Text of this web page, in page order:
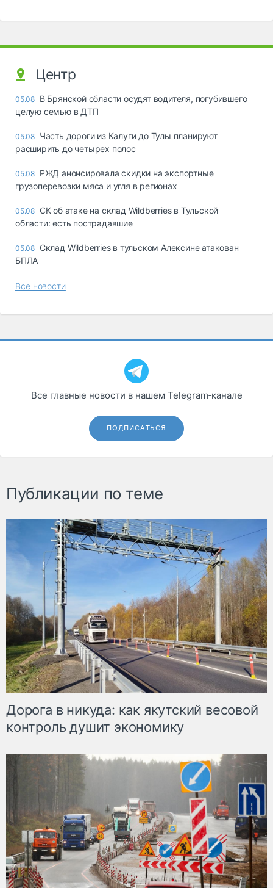
Центр
05.08 В Брянской области осудят водителя, погубившего
целую семью в ДТП
05.08 Часть дороги из Калуги до Тулы планируют
расширить до четырех полос
05.08 РЖД анонсировала скидки на экспортные
грузоперевозки мяса и угля в регионах
05.08 СК об атаке на склад Wildberries в Тульской
области: есть пострадавшие
05.08 Склад Wildberries в тульском Алексине атакован
БПЛА
Все новости
Все главные новости в нашем Telegram‑канале
ПОДПИСАТЬСЯ
Публикации по теме
Дорога в никуда: как якутский весовой
контроль душит экономику